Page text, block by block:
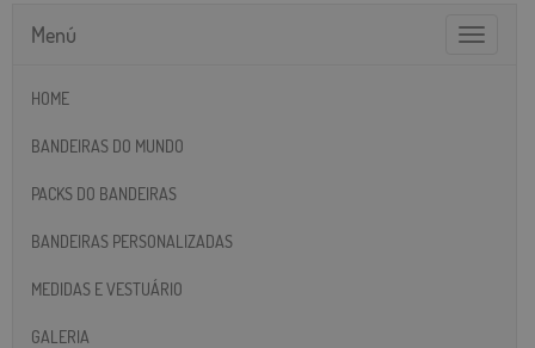
Toggle
Menú
HOME
BANDEIRAS DO MUNDO
PACKS DO BANDEIRAS
BANDEIRAS PERSONALIZADAS
MEDIDAS E VESTUÁRIO
GALERIA